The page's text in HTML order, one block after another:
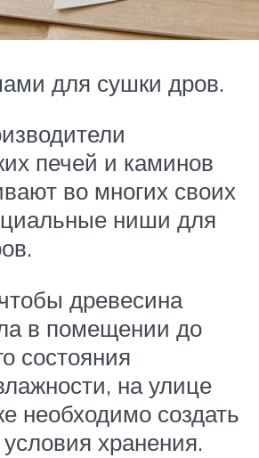
для сушки дров.
печей и каминов
во многих своих
ниши для
древесина
в помещении до
состояния
на улице
необходимо создать
хранения.